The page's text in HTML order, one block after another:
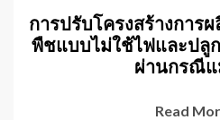
การปรับโครงสร้างการ
พืชแบบไม่ใช้ไฟและปลูก
ผ่านกรณี
Read